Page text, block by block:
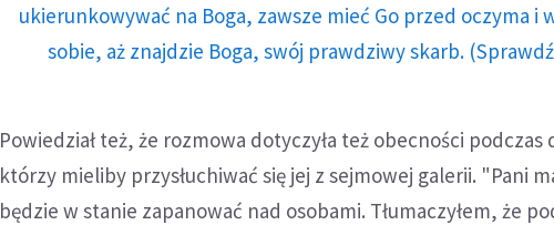
ukierunkowywać na Boga, zawsze mieć Go przed oczyma i
sobie, aż znajdzie Boga, swój prawdziwy skarb.
Powiedział też, że rozmowa dotyczyła też obecności
którzy mieliby przysłuchiwać się jej z sejmowej galerii. "Pani
będzie w stanie zapanować nad osobami. Tłumaczyłem, że